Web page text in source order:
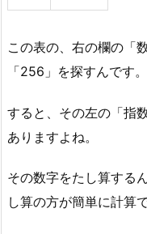
この表の、右の欄の「
「256」を探すんです。
すると、その左の「指
ありますよね。
その数字をたし算する
し算の方が簡単に計算